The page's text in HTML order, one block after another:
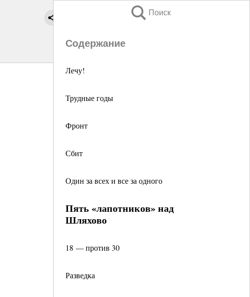
Поиск
Содержание
Лечу!
Трудные годы
Фронт
Сбит
Один за всех и все за одного
Пять «лапотников» над
Шляхово
18 — против 30
Разведка